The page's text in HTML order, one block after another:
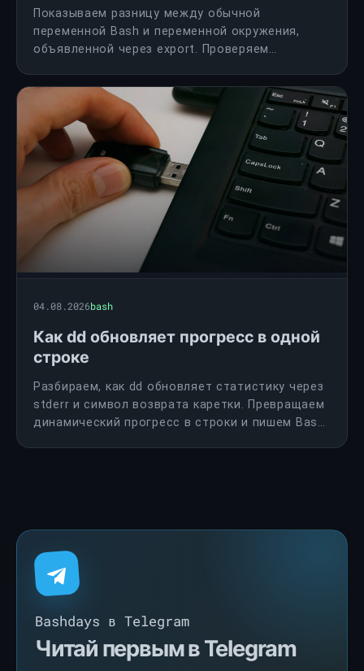
Показываем разницу между обычной
переменной Bash и переменной окружения,
объявленной через export. Проверяем
обходной способ передачи массивов через
04.08.2026bash
Как dd обновляет прогресс в одной
строке
Разбираем, как dd обновляет статистику через
stderr и символ возврата каретки. Превращаем
динамический прогресс в строки и пишем Bash-
Bashdays в Telegram
Читай первым в Telegram